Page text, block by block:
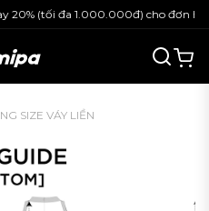
20% (tối đa 1.000.000đ) cho đơn
SIZE VÁY LIỀN